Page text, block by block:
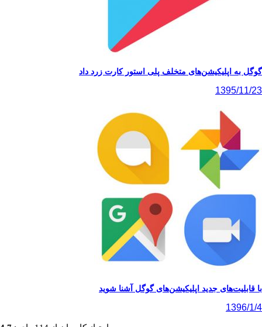
متخلف پلی استور کارت زرد داد
جدید اپلیکیشن‌های گوگل آشنا شوید